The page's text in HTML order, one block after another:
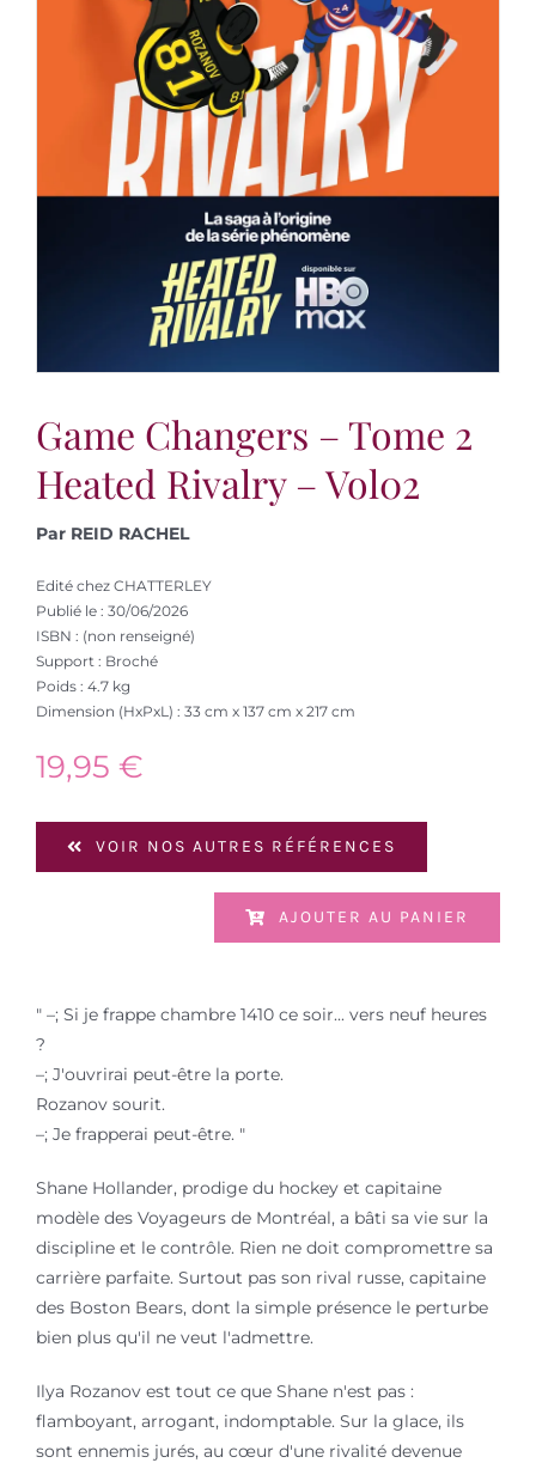
Game Changers – Tome 2
Heated Rivalry – Vol02
Par REID RACHEL
Edité chez CHATTERLEY
Publié le : 30/06/2026
ISBN : (non renseigné)
Support : Broché
Poids : 4.7 kg
Dimension (HxPxL) : 33 cm x 137 cm x 217 cm
19,95 €
VOIR NOS AUTRES RÉFÉRENCES
AJOUTER AU PANIER
" –; Si je frappe chambre 1410 ce soir... vers neuf heures
?
–; J'ouvrirai peut-être la porte.
Rozanov sourit.
–; Je frapperai peut-être. "
Shane Hollander, prodige du hockey et capitaine
modèle des Voyageurs de Montréal, a bâti sa vie sur la
discipline et le contrôle. Rien ne doit compromettre sa
carrière parfaite. Surtout pas son rival russe, capitaine
des Boston Bears, dont la simple présence le perturbe
bien plus qu'il ne veut l'admettre.
Ilya Rozanov est tout ce que Shane n'est pas :
flamboyant, arrogant, indomptable. Sur la glace, ils
sont ennemis jurés, au cœur d'une rivalité devenue